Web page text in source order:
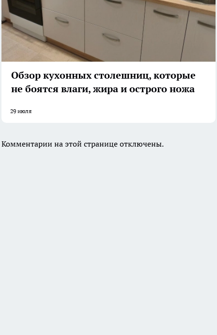
Обзор кухонных столешниц, которые
не боятся влаги, жира и острого ножа
29 июля
Комментарии на этой странице отключены.